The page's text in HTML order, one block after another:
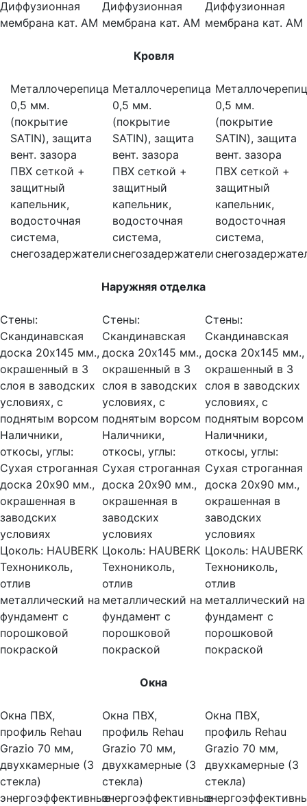
Диффузионная
мембрана кат. АМ
Диффузионная
мембрана кат. АМ
Диффузионная
мембрана кат. АМ
Кровля
Металлочерепица
0,5 мм.
(покрытие
SATIN), защита
вент. зазора
ПВХ сеткой +
защитный
капельник,
водосточная
система,
снегозадержатели
Металлочерепица
0,5 мм.
(покрытие
SATIN), защита
вент. зазора
ПВХ сеткой +
защитный
капельник,
водосточная
система,
снегозадержатели
0,5 мм.
(покрытие
SATIN), защита
вент. зазора
ПВХ сеткой +
защитный
капельник,
водосточная
система,
Наружняя отделка
Стены:
Скандинавская
доска 20х145 мм.,
окрашенный в 3
слоя в заводских
условиях, с
поднятым ворсом
Наличники,
откосы, углы:
Сухая строганная
доска 20х90 мм.,
окрашенная в
заводских
условиях
Цоколь: HAUBERK
Технониколь,
отлив
металлический на
фундамент с
порошковой
покраской
Стены:
Скандинавская
доска 20х145 мм.,
окрашенный в 3
слоя в заводских
условиях, с
поднятым ворсом
Наличники,
откосы, углы:
Сухая строганная
доска 20х90 мм.,
окрашенная в
заводских
условиях
Цоколь: HAUBERK
Технониколь,
отлив
металлический на
фундамент с
порошковой
покраской
Стены:
Скандинавская
доска 20х145 мм.,
окрашенный в 3
слоя в заводских
условиях, с
поднятым ворсом
Наличники,
откосы, углы:
Сухая строганная
доска 20х90 мм.,
окрашенная в
заводских
условиях
Цоколь:HAUBERK
Технониколь,
отлив
металлический на
фундамент с
порошковой
покраской
Окна
Окна ПВХ,
профиль Rehau
Grazio 70 мм,
двухкамерные (3
стекла)
энергоэффективные
Окна ПВХ,
профиль Rehau
Grazio 70 мм,
двухкамерные (3
стекла)
энергоэффективные
Окна ПВХ,
профиль Rehau
Grazio 70 мм,
двухкамерные (3
стекла)